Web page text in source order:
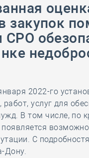
закупок
2022-го
услуг для
В том числе, по
С
Дону.